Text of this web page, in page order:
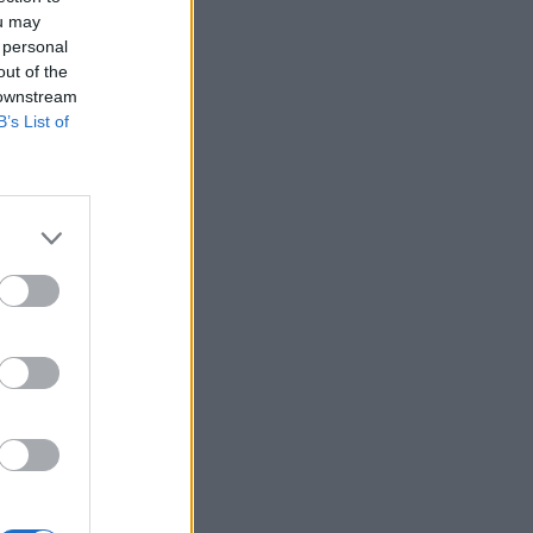
may
of the
List of